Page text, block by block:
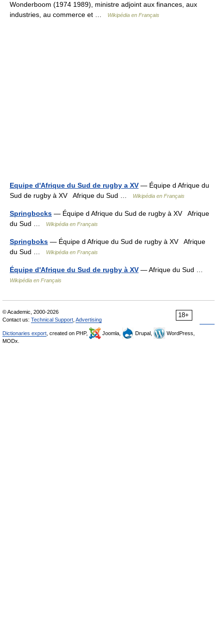
Wonderboom (1974 1989), ministre adjoint aux finances, aux
industries, au commerce et …
Wikipédia en Français
Equipe d'Afrique du Sud de rugby a XV — Équipe d Afrique du
Sud de rugby à XV Afrique du Sud …
Wikipédia en Français
Springbocks — Équipe d Afrique du Sud de rugby à XV Afrique
du Sud …
Wikipédia en Français
Springboks — Équipe d Afrique du Sud de rugby à XV Afrique
du Sud …
Wikipédia en Français
Équipe d'Afrique du Sud de rugby à XV — Afrique du Sud …
Wikipédia en Français
18+
© Academic, 2000-2026
Contact us: Technical Support Advertising
Dictionaries export , created on PHP, Joomla, Drupal,
WordPress,
MODx.